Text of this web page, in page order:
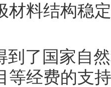
材料结构稳
到了国家自
等经费的支